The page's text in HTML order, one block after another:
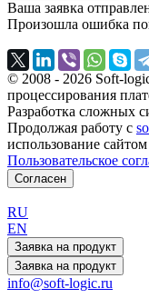
Ваша заявка
Произошла ошибка
© 2008 - 2026
процессирования
Разработка сложных
Продолжая работу с
использование
Пользовательское
Согласен
RU
EN
Заявка на продукт
Заявка на продукт
info@soft-logic.ru